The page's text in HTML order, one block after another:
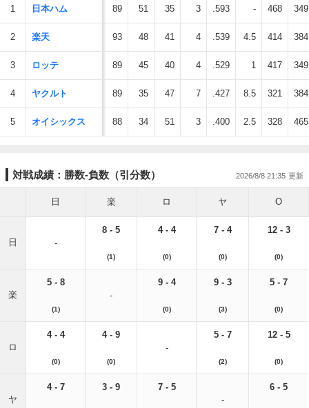
1 日本ハム
2 楽天
3 ロッテ
4 ヤクルト
5 オイシックス
89 51 35 3 .593 - 468 349
93 48 41 4 .539 4.5 414 384
89 45 40 4 .529 1 417 349
89 35 47 7 .427 8.5 321 384
88 34 51 3 .400 2.5 328 465
対戦成績：勝数-負数（引分数） 2026/8/8 21:35
日 楽 ロ ヤ O
日 -
8 - 5
(1)
4 - 4
(0)
7 - 4
(0)
12 - 3
(0)
楽
5 - 8
(1)
-
9 - 4
(0)
9 - 3
(3)
5 - 7
(0)
ロ
4 - 4
(0)
4 - 9
(0)
-
5 - 7
(2)
12 - 5
(0)
ヤ
4 - 7 3 - 9 7 - 5
-
6 - 5